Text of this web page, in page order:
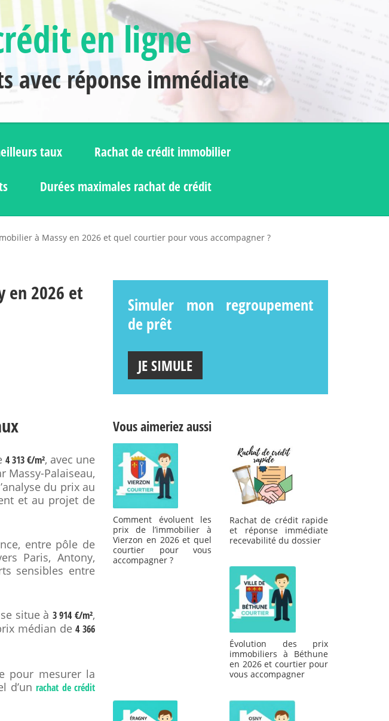
en ligne
avec réponse immédiate
taux Rachat de crédit immobilier
Durées maximales rachat de crédit
à Massy en 2026 et quel courtier pour vous accompagner ?
en 2026 et
4 313 €/m², avec une
Massy-Palaiseau,
du prix au
et au projet de
entre pôle de
Paris, Antony,
sensibles entre
situe à 3 914 €/m²,
médian de4 366
pour mesurer la
d’unrachat de crédit
Simuler mon regroupement
de prêt
JE SIMULE
Vous aimeriez aussi
Comment évoluent les
prix de l’immobilier à
Vierzon en 2026 et quel
courtier pour vous
accompagner ?
Rachat de crédit rapide
et réponse immédiate
recevabilité du dossier
Évolution des prix
immobiliers à Béthune
en 2026 et courtier pour
vous accompagner